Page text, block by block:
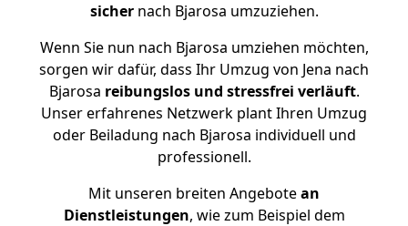
sichernach Bjarosa umzuziehen.
Wenn Sie nun nach Bjarosa umziehen möchten,
sorgen wir dafür, dass Ihr Umzug von Jena nach
Bjarosa reibungslos und stressfrei verläuft.
Unser erfahrenes Netzwerk plant Ihren Umzug
oder Beiladung nach Bjarosa individuell und
professionell.
Mit unseren breiten Angebotean
Dienstleistungen, wie zum Beispiel dem